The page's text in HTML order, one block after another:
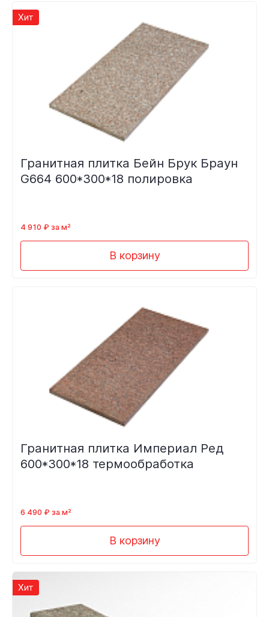
Хит
Гранитная плитка Бейн Брук Браун
G664 600*300*18 полировка
4 910 ₽ за м²
В корзину
Гранитная плитка Империал Ред
600*300*18 термообработка
6 490 ₽ за м²
В корзину
Хит